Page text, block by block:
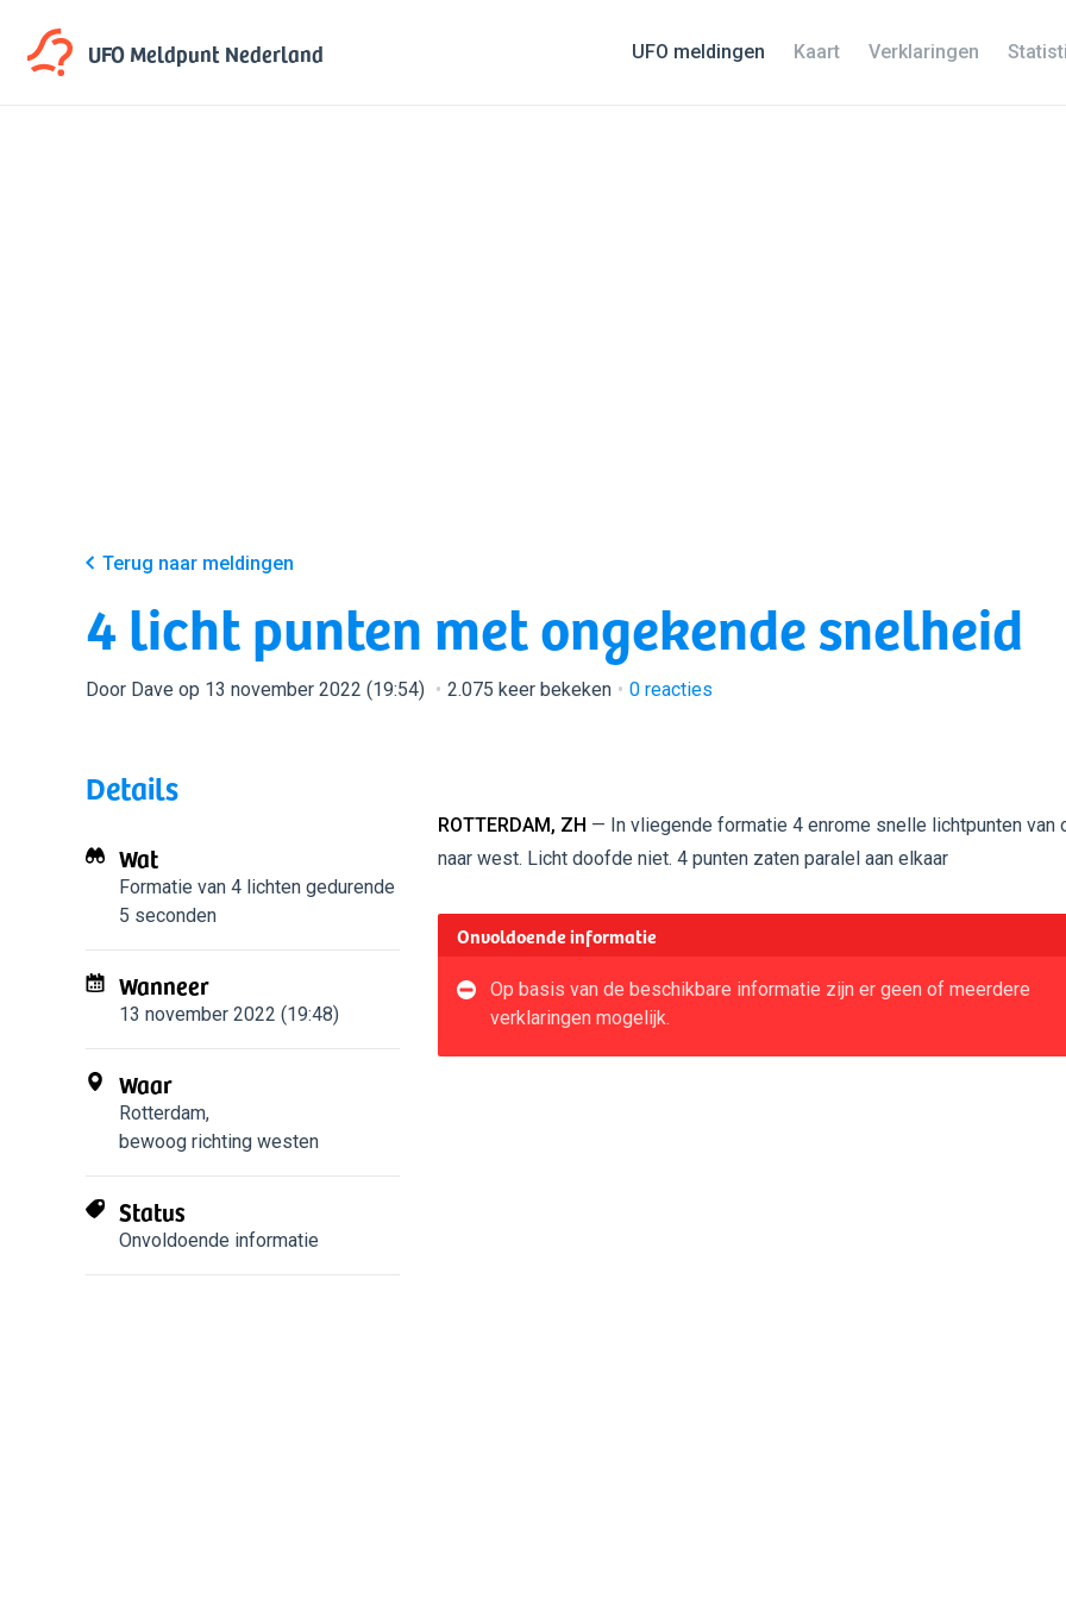
UFO MeldpuntNederland UFO meldingen Kaart Verklaringen
Terug naar meldingen
4 licht punten met ongekende snelheid
Door Dave op 13 november 2022 (19:54) 2.075 keer bekeken 0 reacties
Details
Wat
Formatie van 4 lichten gedurende
5 seconden
Wanneer
13 november 2022 (19:48)
Waar
Rotterdam,
bewoog richting westen
Status
Onvoldoende informatie
ROTTERDAM, ZH — In vliegende formatie 4 enrome snelle lichtpunten van
naar west. Licht doofde niet. 4 punten zaten paralel aan elkaar
Onvoldoende informatie
Op basis van de beschikbare informatie zijn er geen of meerdere
verklaringen mogelijk.